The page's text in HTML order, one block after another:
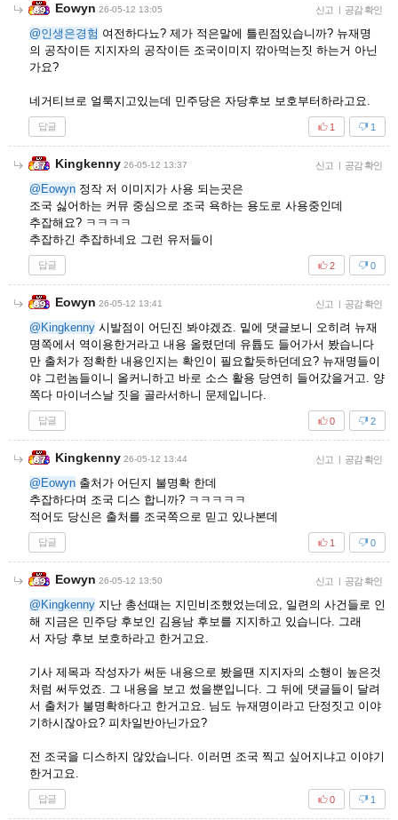
Eowyn 26-05-12 13:05 신고 | 공감 확인
@인생은경험 여전하다뇨? 제가 적은말에 틀린점있습니까? 뉴재명
의 공작이든 지지자의 공작이든 조국이미지 깎아먹는짓 하는거 아닌
가요?
네거티브로 얼룩지고있는데 민주당은 자당후보 보호부터하라고요.
답글 1
1
Kingkenny 26-05-12 13:37 신고 | 공감 확인
@Eowyn 정작 저 이미지가 사용 되는곳은
조국 싫어하는 커뮤 중심으로 조국 욕하는 용도로 사용중인데
추잡해요? ㅋㅋㅋㅋ
추잡하긴 추잡하네요 그런 유저들이
답글 0
2
Eowyn 26-05-12 13:41 신고 | 공감 확인
@Kingkenny 시발점이 어딘진 봐야겠죠. 밑에 댓글보니 오히려 뉴재
명쪽에서 역이용한거라고 내용 올렸던데 유튭도 들어가서 봤습니다
만 출처가 정확한 내용인지는 확인이 필요할듯하던데요? 뉴재명들이
야 그런놈들이니 올커니하고 바로 소스 활용 당연히 들어갔을거고. 양
쪽다 마이너스날 짓을 골라서하니 문제입니다.
답글 2
0
Kingkenny 26-05-12 13:44 신고 | 공감 확인
@Eowyn 출처가 어딘지 불명확 한데
추잡하다며 조국 디스 합니까? ㅋㅋㅋㅋㅋ
적어도 당신은 출처를 조국쪽으로 믿고 있나본데
답글 0
1
Eowyn 26-05-12 13:50 신고 | 공감 확인
@Kingkenny 지난 총선때는 지민비조했었는데요, 일련의 사건들로 인
해 지금은 민주당 후보인 김용남 후보를 지지하고 있습니다. 그래
서 자당 후보 보호하라고 한거고요.
기사 제목과 작성자가 써둔 내용으로 봤을땐 지지자의 소행이 높은것
처럼 써두었죠. 그 내용을 보고 썼을뿐입니다. 그 뒤에 댓글들이 달려
서 출처가 불명확하다고 한거고요. 님도 뉴재명이라고 단정짓고 이야
기하시잖아요? 피차일반아닌가요?
전 조국을 디스하지 않았습니다. 이러면 조국 찍고 싶어지냐고 이야기
한거고요.
답글 1
0